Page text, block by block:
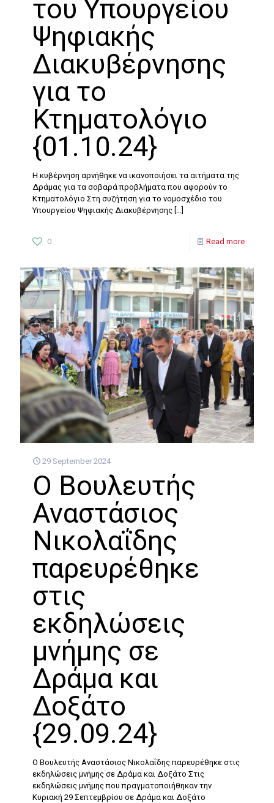
του Υπουργείου
Ψηφιακής
Διακυβέρνησης
για το
Κτηματολόγιο
{01.10.24}
Η κυβέρνηση αρνήθηκε να ικανοποιήσει τα αιτήματα της
Δράμας για τα σοβαρά προβλήματα που αφορούν το
Κτηματολόγιο Στη συζήτηση για το νομοσχέδιο του
Υπουργείου Ψηφιακής Διακυβέρνησης
0 Read more
29 September 2024
Ο Βουλευτής
Αναστάσιος
Νικολαΐδης
παρευρέθηκε
στις
εκδηλώσεις
μνήμης σε
Δράμα και
Δοξάτο
{29.09.24}
Ο Βουλευτής Αναστάσιος Νικολαΐδης παρευρέθηκε στις
εκδηλώσεις μνήμης σε Δράμα και Δοξάτο Στις
εκδηλώσεις μνήμης που πραγματοποιήθηκαν την
Κυριακή 29 Σεπτεμβρίου σε Δράμα και Δοξάτο